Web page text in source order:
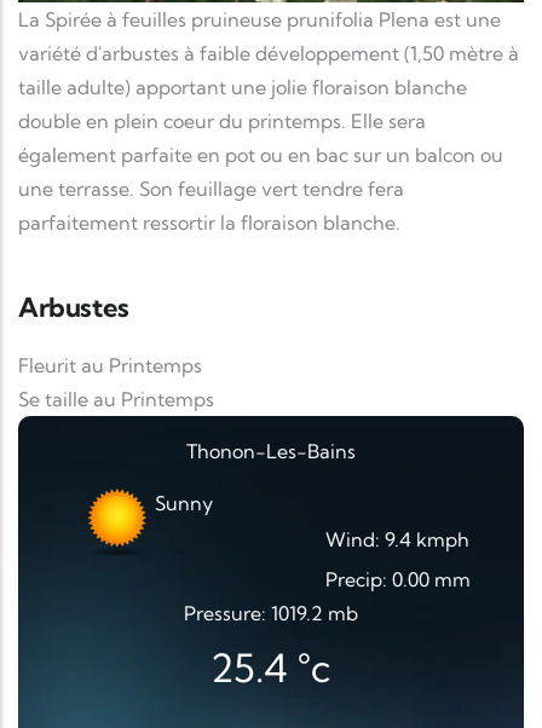
La Spirée à feuilles pruineuse prunifolia Plena est une
variété d'arbustes à faible développement (1,50 mètre à
taille adulte) apportant une jolie floraison blanche
double en plein coeur du printemps. Elle sera
également parfaite en pot ou en bac sur un balcon ou
une terrasse. Son feuillage vert tendre fera
parfaitement ressortir la floraison blanche.
Arbustes
Fleurit au Printemps
Se taille au Printemps
Thonon-Les-Bains
Sunny
Wind: 9.4 kmph
Precip: 0.00 mm
Pressure: 1019.2 mb
25.4 °c